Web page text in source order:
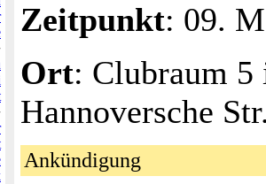
Zeitpunkt: 09.
Ort: Clubraum 5
Hannoversche
Ankündigung